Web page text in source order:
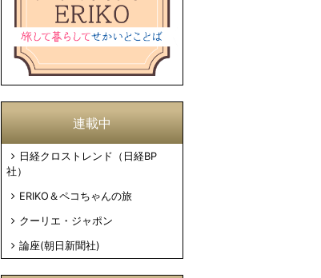
連載中
日経クロストレンド（日経BP
社）
ERIKO＆ペコちゃんの旅
クーリエ・ジャポン
論座(朝日新聞社)